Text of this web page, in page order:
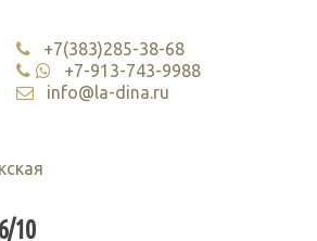
+7(383)285-38-68
+7-913-743-9988
info@la-dina.ru
10